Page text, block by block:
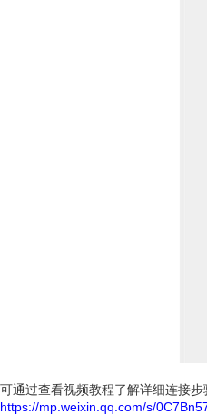
可通过查看视频教程了解详细连接步
https://mp.weixin.qq.com/s/